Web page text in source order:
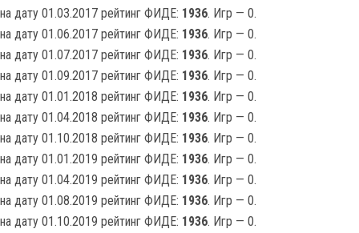
на дату 01.03.2017 рейтинг ФИДЕ: 1936. Игр — 0.
на дату 01.06.2017 рейтинг ФИДЕ: 1936. Игр — 0.
на дату 01.07.2017 рейтинг ФИДЕ: 1936. Игр — 0.
на дату 01.09.2017 рейтинг ФИДЕ: 1936. Игр — 0.
на дату 01.01.2018 рейтинг ФИДЕ: 1936. Игр — 0.
на дату 01.04.2018 рейтинг ФИДЕ: 1936. Игр — 0.
на дату 01.10.2018 рейтинг ФИДЕ: 1936. Игр — 0.
на дату 01.01.2019 рейтинг ФИДЕ: 1936. Игр — 0.
на дату 01.04.2019 рейтинг ФИДЕ: 1936. Игр — 0.
на дату 01.08.2019 рейтинг ФИДЕ: 1936. Игр — 0.
на дату 01.10.2019 рейтинг ФИДЕ: 1936. Игр — 0.